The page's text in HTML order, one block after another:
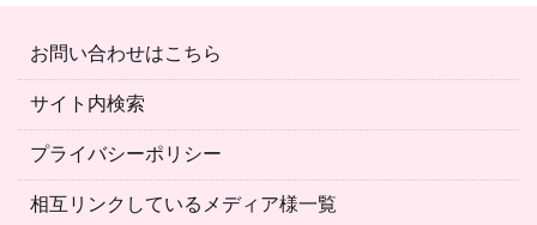
お問い合わせはこちら
サイト内検索
プライバシーポリシー
相互リンクしているメディア様一覧